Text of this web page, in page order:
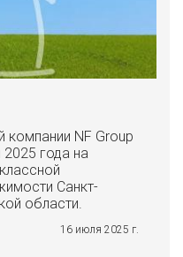
компании NF Group
2025 года на
Санкт-
области.
16 июля 2025 г.